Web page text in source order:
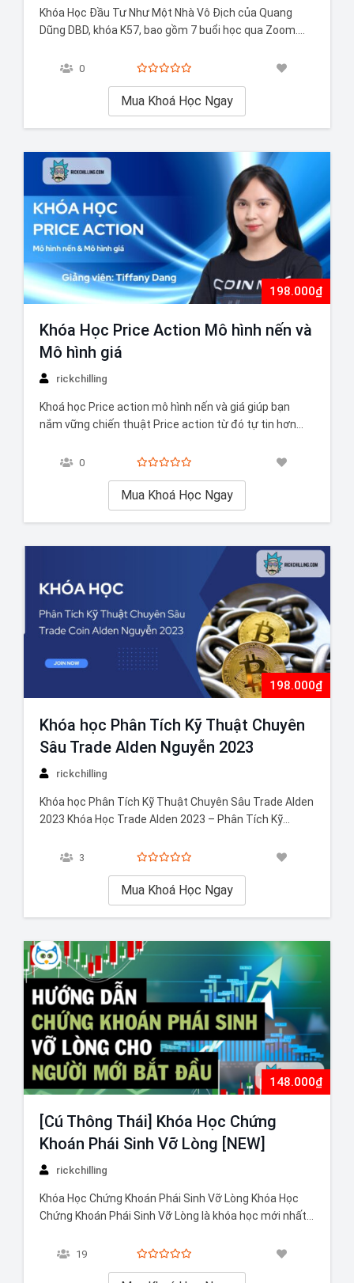
Khóa Học Đầu Tư Như Một Nhà Vô Địch của Quang
Dũng DBD, khóa K57, bao gồm 7 buổi học qua Zoom.
chứng khoán chuyên nghiệp, tập trung vào việc xây
0
Mua Khoá Học Ngay
198.000₫
Khóa Học Price Action Mô hình nến và
Mô hình giá
rickchilling
Khoá học Price action mô hình nến và giá giúp bạn
nắm vững chiến thuật Price action từ đó tự tin hơn
0
Mua Khoá Học Ngay
198.000₫
Khóa học Phân Tích Kỹ Thuật Chuyên
Sâu Trade Alden Nguyễn 2023
rickchilling
Khóa học Phân Tích Kỹ Thuật Chuyên Sâu Trade Alden
2023 Khóa Học Trade Alden 2023 – Phân Tích Kỹ
được tạo ra bởi Alden Nguyễn, một trader dày dặn kinh
3
Mua Khoá Học Ngay
148.000₫
[Cú Thông Thái] Khóa Học Chứng
Khoán Phái Sinh Vỡ Lòng [NEW]
rickchilling
Khóa Học Chứng Khoán Phái Sinh Vỡ Lòng Khóa Học
Chứng Khoán Phái Sinh Vỡ Lòng là khóa học mới nhất,
chứng khoán phái sinh và các khái niệm cơ bản liên
19